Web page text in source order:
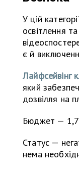
У цій
освітлення
є й
Лайфсейвінг
який
дозвілля на
Бюджет —
Статус —
нема